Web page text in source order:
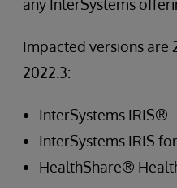
any InterSystems
Impacted versions are
2022.3:
InterSystems IRIS®
InterSystems IRIS
HealthShare®